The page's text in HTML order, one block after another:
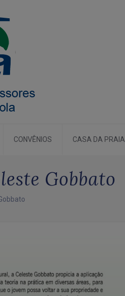
CONVÊNIOS CASA DA PRAIA
Gobbato